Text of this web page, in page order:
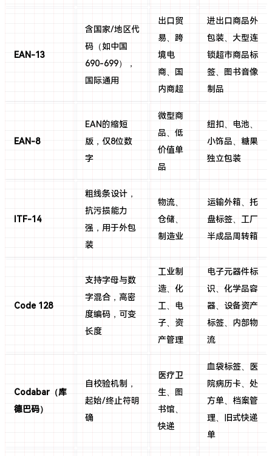
EAN-13
含国家/地区代
码（如中国
690-699），
国际通用
出口贸
易、跨
境电
商、国
内商超
进出口商品外
包装、大型连
锁超市商品标
签、图书音像
制品
EAN-8
EAN的缩短
版，仅8位数
字
微型商
品、低
价值单
品
纽扣、电池、
小饰品、糖果
独立包装
ITF-14
粗线条设计，
抗污损能力
强，用于外包
装
物流、
仓储、
制造业
运输外箱、托
盘标签、工厂
半成品周转箱
Code 128
支持字母与数
字混合，高密
度编码，可变
长度
工业制
造、化
工、电
子、资
产管理
电子元器件标
识、化学品容
器、设备资产
标签、内部物
流
Codabar（库
德巴码）
自校验机制，
起始/终止符明
确
医疗卫
生、图
书馆、
快递
血袋标签、医
院病历卡、处
方单、档案管
理、旧式快递
单